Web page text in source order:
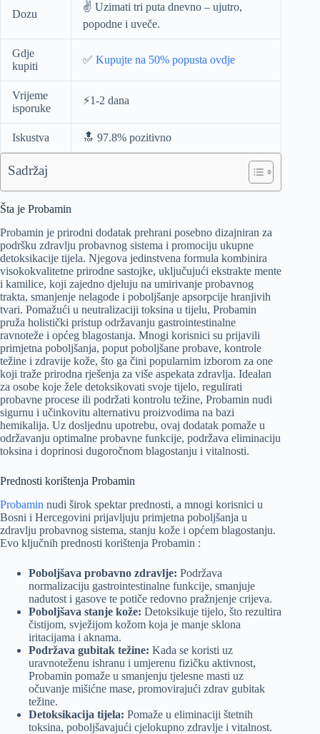
Dozu
✌️ Uzimati tri puta dnevno – ujutro,
popodne i uveče.
Gdje
kupiti
✅ Kupujte na 50% popusta ovdje
Vrijeme
isporuke
⚡️1-2 dana
Iskustva 🔝 97.8% pozitivno
Sadržaj
Šta je Probamin
Probamin je prirodni dodatak prehrani posebno dizajniran za
podršku zdravlju probavnog sistema i promociju ukupne
detoksikacije tijela. Njegova jedinstvena formula kombinira
visokokvalitetne prirodne sastojke, uključujući ekstrakte mente
i kamilice, koji zajedno djeluju na umirivanje probavnog
trakta, smanjenje nelagode i poboljšanje apsorpcije hranjivih
tvari. Pomažući u neutralizaciji toksina u tijelu, Probamin
pruža holistički pristup održavanju gastrointestinalne
ravnoteže i općeg blagostanja. Mnogi korisnici su prijavili
primjetna poboljšanja, poput poboljšane probave, kontrole
težine i zdravije kože, što ga čini popularnim izborom za one
koji traže prirodna rješenja za više aspekata zdravlja. Idealan
za osobe koje žele detoksikovati svoje tijelo, regulirati
probavne procese ili podržati kontrolu težine, Probamin nudi
sigurnu i učinkovitu alternativu proizvodima na bazi
hemikalija. Uz dosljednu upotrebu, ovaj dodatak pomaže u
održavanju optimalne probavne funkcije, podržava eliminaciju
toksina i doprinosi dugoročnom blagostanju i vitalnosti.
Prednosti korištenja Probamin
Probamin nudi širok spektar prednosti, a mnogi korisnici u
Bosni i Hercegovini prijavljuju primjetna poboljšanja u
zdravlju probavnog sistema, stanju kože i općem blagostanju.
Evo ključnih prednosti korištenja Probamin :
Poboljšava probavno zdravlje: Podržava
normalizaciju gastrointestinalne funkcije, smanjuje
nadutost i gasove te potiče redovno pražnjenje crijeva.
Poboljšava stanje kože: Detoksikuje tijelo, što rezultira
čistijom, svježijom kožom koja je manje sklona
iritacijama i aknama.
Podržava gubitak težine: Kada se koristi uz
uravnoteženu ishranu i umjerenu fizičku aktivnost,
Probamin pomaže u smanjenju tjelesne masti uz
očuvanje mišićne mase, promovirajući zdrav gubitak
težine.
Detoksikacija tijela: Pomaže u eliminaciji štetnih
toksina, poboljšavajući cjelokupno zdravlje i vitalnost.